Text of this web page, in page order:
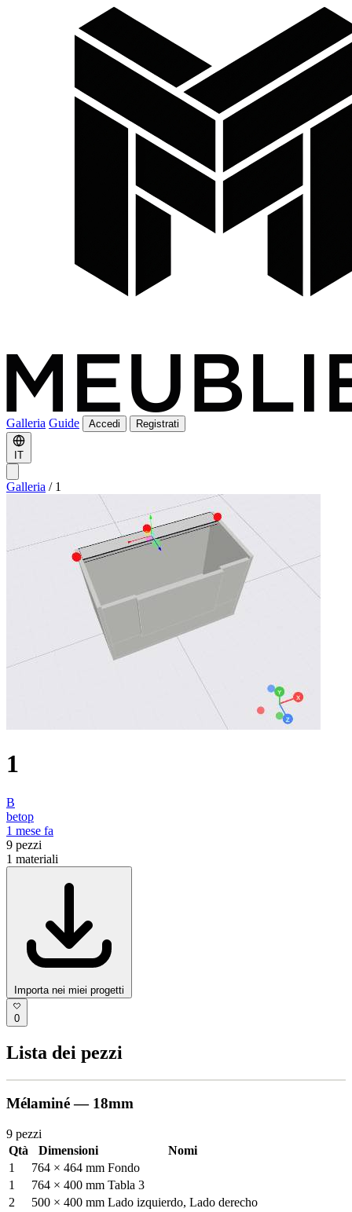
Galleria Guide Accedi Registrati
IT
Galleria / 1
1
B
betop
1 mese fa
9 pezzi
1 materiali
Importa nei miei progetti
0
Lista dei pezzi
Mélaminé — 18mm
9 pezzi
Qtà
Dimensioni
Nomi
1
764 × 464 mm Fondo
1
764 × 400 mm Tabla 3
2
500 × 400 mm Lado izquierdo, Lado derecho